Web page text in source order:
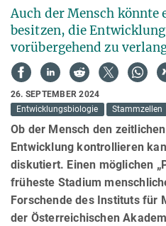
Auch der Mensch könnte
besitzen, die
vorübergehend zu
26. SEPTEMBER 2024
Entwicklungsbiologie
Stammzellen
Ob der Mensch den
Entwicklung kontrollieren
diskutiert. Einen möglichen
früheste Stadium
Forschende des Instituts für
der Österreichischen